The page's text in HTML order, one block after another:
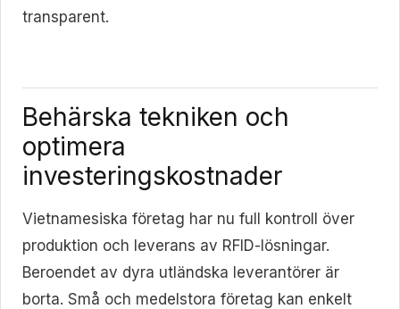
transparent.
Behärska tekniken och
optimera
investeringskostnader
Vietnamesiska företag har nu full kontroll över
produktion och leverans av RFID-lösningar.
Beroendet av dyra utländska leverantörer är
borta. Små och medelstora företag kan enkelt